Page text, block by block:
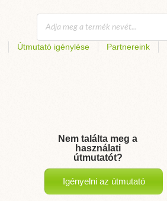
Útmutató igénylése Partnereink
Nem találta meg a
használati
útmutatót?
Igényelni az útmutató